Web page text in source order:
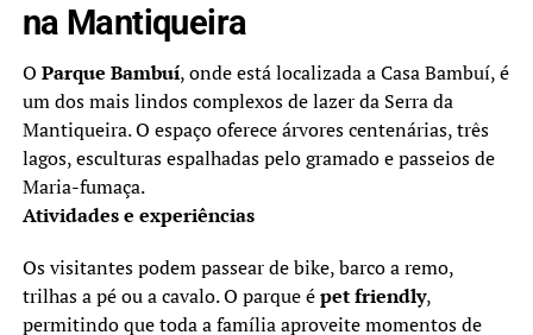
na Mantiqueira
O Parque Bambuí, onde está localizada a Casa Bambuí, é
um dos mais lindos complexos de lazer da Serra da
Mantiqueira. O espaço oferece árvores centenárias, três
lagos, esculturas espalhadas pelo gramado e passeios de
Maria-fumaça.
Atividades e experiências
Os visitantes podem passear de bike, barco a remo,
trilhas a pé ou a cavalo. O parque épet friendly,
permitindo que toda a família aproveite momentos de